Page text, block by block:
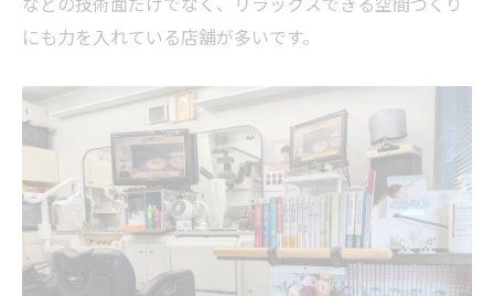
理容院で体感する爽やかな仕上がりの秘密
清潔感重視の理容院選びのポイント
理容院で長持ちする清潔感を手に入れる
男らしさを磨くなら理容院の技術力に注目
理容院の技術が男らしい印象を作る理由
理容院ならではのフェードカットの魅力
理容院で差がつくスタイルの作り方
理容院で男らしさを引き出す施術ポイント
にも力を入れている店舗が多いです。